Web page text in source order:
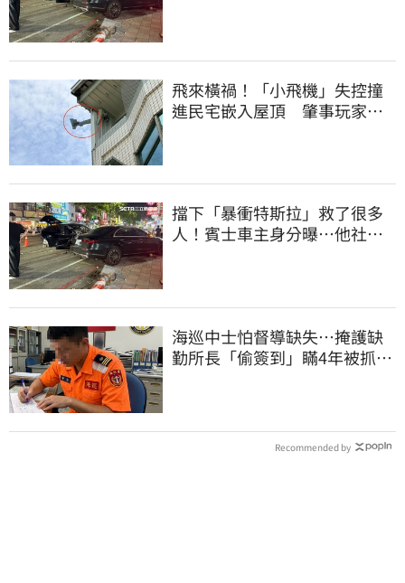
飛來橫禍！「小飛機」失控撞
進民宅嵌入屋頂 肇事玩家疑
擋下「暴衝特斯拉」救了很多
人！賓士車主身分曝…他社群
海巡中士怕督導缺失…掩護缺
勤所長「偷簽到」瞞4年被抓
Recommended by